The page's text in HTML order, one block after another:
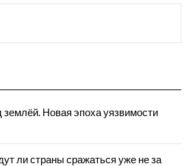
Новая эпоха уязвимости
ли страны сражаться уже не за